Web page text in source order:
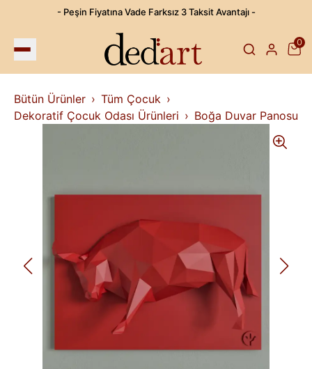
- Peşin Fiyatına Vade Farksız 3 Taksit Avantajı -
0
Bütün Ürünler
Tüm Çocuk
Dekoratif Çocuk Odası Ürünleri
Boğa Duvar Panosu